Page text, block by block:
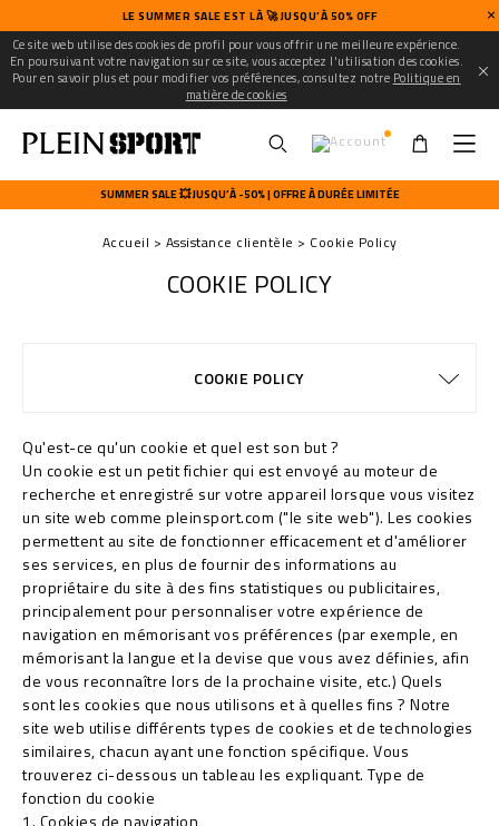
LE SUMMER SALE EST LÀ 🚀 JUSQU’À 50% OFF
Ce site web utilise des cookies de profil pour vous offrir une meilleure expérience.
En poursuivant votre navigation sur ce site, vous acceptez l'utilisation des cookies.
Pour en savoir plus et pour modifier vos préférences, consultez notre Politique en
matière de cookies
s
e
m
e
n
SUMMER SALE 💥 JUSQU’À -50% | OFFRE À DURÉE LIMITÉE
Accueil Assistance clientèle Cookie Policy
COOKIE POLICY
COOKIE POLICY
Qu'est-ce qu'un cookie et quel est son but ?
Un cookie est un petit fichier qui est envoyé au moteur de
recherche et enregistré sur votre appareil lorsque vous visitez
un site web comme pleinsport.com ("le site web"). Les cookies
permettent au site de fonctionner efficacement et d'améliorer
ses services, en plus de fournir des informations au
propriétaire du site à des fins statistiques ou publicitaires,
principalement pour personnaliser votre expérience de
navigation en mémorisant vos préférences (par exemple, en
mémorisant la langue et la devise que vous avez définies, afin
de vous reconnaître lors de la prochaine visite, etc.) Quels
sont les cookies que nous utilisons et à quelles fins ? Notre
site web utilise différents types de cookies et de technologies
similaires, chacun ayant une fonction spécifique. Vous
trouverez ci-dessous un tableau les expliquant. Type de
fonction du cookie
1. Cookies de navigation